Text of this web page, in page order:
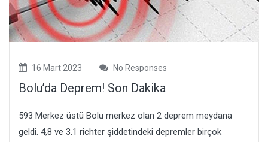
16 Mart 2023 No Responses
Bolu’da Deprem! Son Dakika
593 Merkez üstü Bolu merkez olan 2 deprem meydana
geldi. 4,8 ve 3.1 richter şiddetindeki depremler birçok